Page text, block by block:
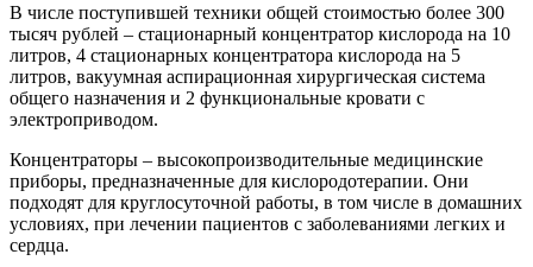
В числе поступившей техники общей стоимостью более 300
тысяч рублей – стационарный концентратор кислорода на 10
литров, 4 стационарных концентратора кислорода на 5
литров, вакуумная аспирационная хирургическая система
общего назначения и 2 функциональные кровати с
электроприводом.
Концентраторы – высокопроизводительные медицинские
приборы, предназначенные для кислородотерапии. Они
подходят для круглосуточной работы, в том числе в домашних
условиях, при лечении пациентов с заболеваниями легких и
сердца.